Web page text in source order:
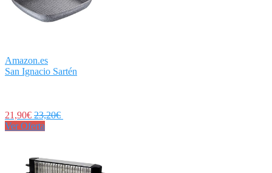
Amazon.es
San Ignacio Sartén
21,90€ 23,20€
Ver Oferta